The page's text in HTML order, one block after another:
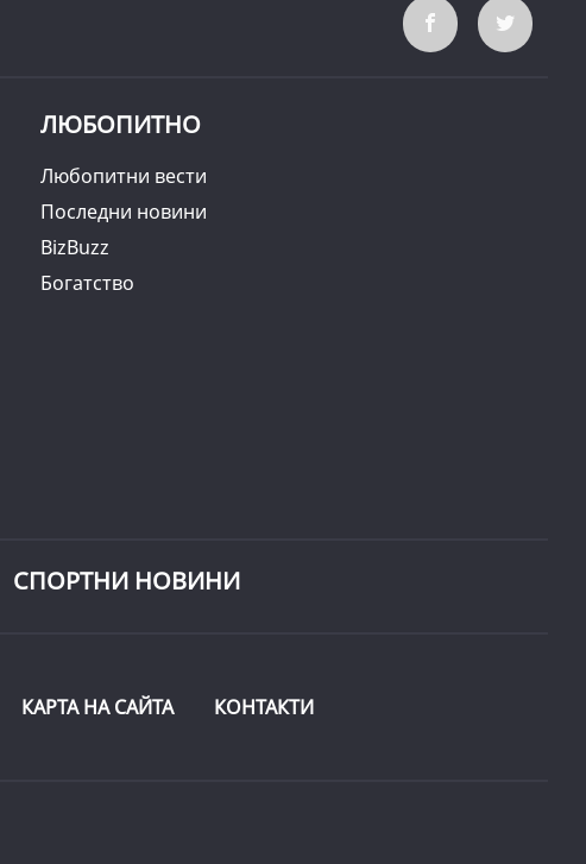
ЛЮБОПИТНО
Любопитни вести
Последни новини
BizBuzz
Богатство
СПОРТНИ НОВИНИ
КАРТА НА САЙТА КОНТАКТИ